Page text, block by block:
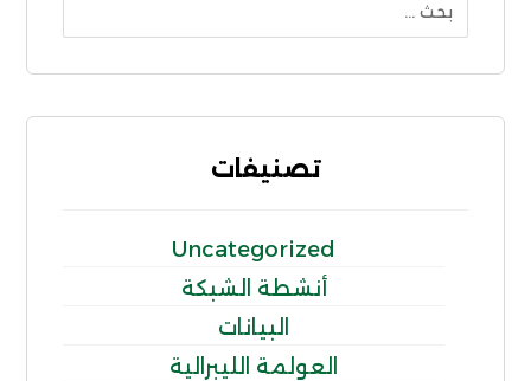
تصنيفات
Uncategorized
أنشطة الشبكة
البيانات
العولمة الليبرالية